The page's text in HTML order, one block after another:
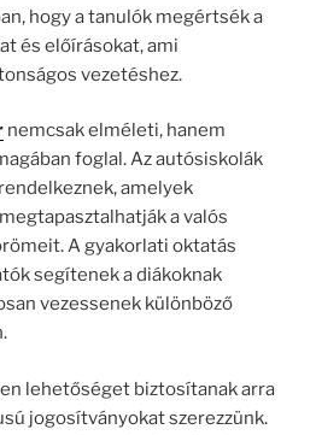
hogy a tanulók megértsék a
és előírásokat, ami
vezetéshez.
nemcsak elméleti, hanem
foglal. Az autósiskolák
amelyek
a valós
A gyakorlati oktatás
segítenek a diákoknak
vezessenek különböző
lehetőséget biztosítanak arra
jogosítványokat szerezzünk.